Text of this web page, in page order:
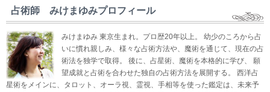
占術師 みけまゆみプロフィール
みけまゆみ 東京生まれ。プロ歴20年以上。 幼少のころから占
いに慣れ親しみ、様々な占術方法や、魔術を通じて、現在の占
術法を独学で取得。 後に、占星術、魔術を本格的に学び、 願
望成就と占術を合わせた独自の占術方法を展開する。 西洋占
星術をメインに、タロット、オーラ視、霊視、手相等を使った鑑定は、未来予